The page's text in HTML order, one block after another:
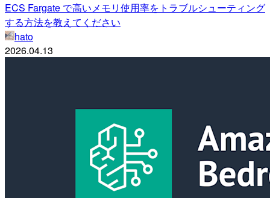
ECS Fargate で高いメモリ使用率をトラブルシューティング
する方法を教えてください
hato
2026.04.13